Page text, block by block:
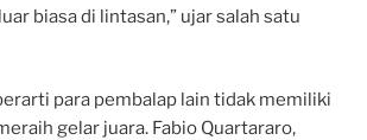
biasa di lintasan,” ujar salah satu
para pembalap lain tidak memiliki
gelar juara. Fabio Quartararo,